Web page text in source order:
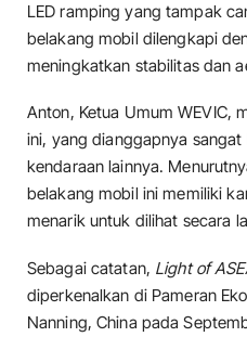
LED ramping yang tampak
belakang mobil dilengkapi
meningkatkan stabilitas dan
Anton, Ketua Umum WEVIC,
ini, yang dianggapnya
kendaraan lainnya.
belakang mobil ini memiliki
menarik untuk dilihat secara
Sebagai catatan, Light of
diperkenalkan di Pameran
Nanning, China pada